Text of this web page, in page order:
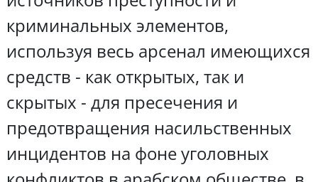
криминальных элементов,
используя весь арсенал имеющихся
средств - как открытых, так и
скрытых - для пресечения и
предотвращения насильственных
инцидентов на фоне уголовных